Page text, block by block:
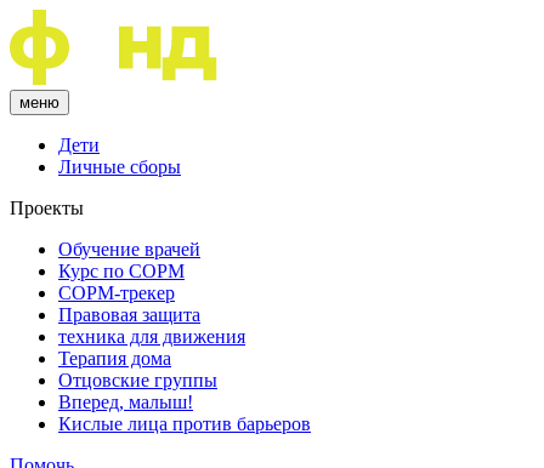
меню
Дети
Личные сборы
Проекты
Обучение врачей
Курс по COPM
COPM-трекер
Правовая защита
техника для движения
Терапия дома
Отцовские группы
Вперед, малыш!
Кислые лица против барьеров